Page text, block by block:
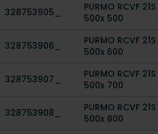
328753905_
PURMO RCVF 21S
500x 500
328753906_
PURMO RCVF 21S
500x 600
328753907_
PURMO RCVF 21S
500x 700
328753908_
PURMO RCVF 21S
500x 800